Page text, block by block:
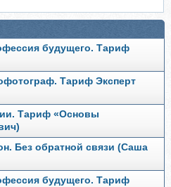
будущего. Тариф
Тариф Эксперт
Тариф «Основы
Без обратной связи (Саша
будущего. Тариф